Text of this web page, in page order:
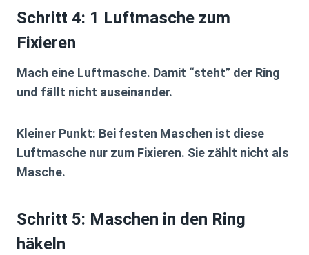
Schritt 4: 1 Luftmasche zum
Fixieren
Mach eine Luftmasche. Damit “steht” der Ring
und fällt nicht auseinander.
Kleiner Punkt: Bei festen Maschen ist diese
Luftmasche nur zum Fixieren. Sie zählt nicht als
Masche.
Schritt 5: Maschen in den Ring
häkeln